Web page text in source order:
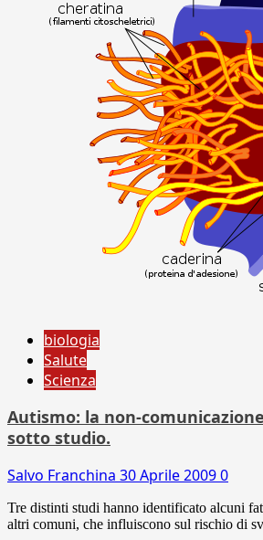
biologia
Salute
Scienza
Autismo: la non-
sotto studio.
Salvo Franchina 30 Aprile 20090
Tre distinti studi hanno identificato alcuni
altri comuni, che influiscono sul rischio di